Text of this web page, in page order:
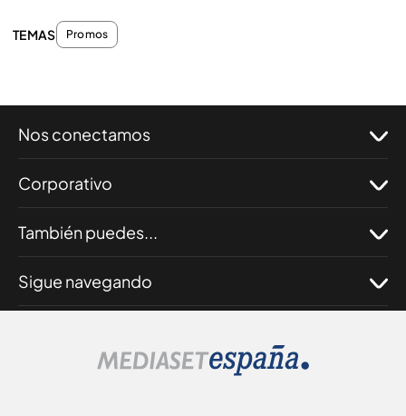
TEMAS Promos
Nos conectamos
Corporativo
También puedes...
Sigue navegando